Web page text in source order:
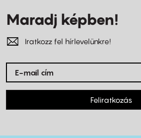
Maradj képben!
Iratkozz fel hírlevelünkre!
Feliratkozás